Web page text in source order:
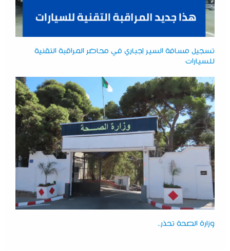
تسجيل مسافة السير إجباري في محاضر المراقبة التقنية
للسيارات
وزارة الصحة تحذر..